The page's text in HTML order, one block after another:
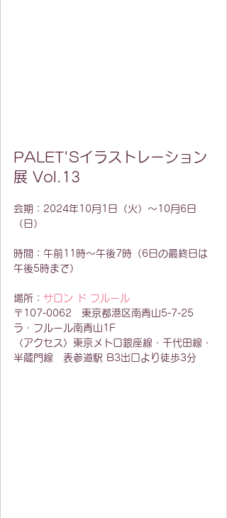
PALET'Sイラストレーション
展 Vol.13
会期：2024年10月1日（火）〜10月6日
（日）
時間：午前11時〜午後7時（6日の最終日は
午後5時まで）
場所： サロン ド フルール
〒107-0062　東京都港区南青山5-7-25
ラ・フルール南青山1F
〈アクセス〉東京メトロ銀座線・千代田線・
半蔵門線　表参道駅 B3出口より徒歩3分